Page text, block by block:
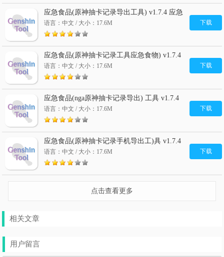
应急食品(原神抽卡记录导出工具) v1.7.4 应急
食品app
语言：中文 / 大小：17.6M 下载
应急食品(原神抽卡记录工具应急食物) v1.7.4
应急食品app
语言：中文 / 大小：17.6M 下载
应急食品(nga原神抽卡记录导出) 工具 v1.7.4
语言：中文 / 大小：17.6M 下载
应急食品(原神抽卡记录手机导出工)具 v1.7.4
手机版
语言：中文 / 大小：17.6M 下载
点击查看更多
相关文章
用户留言